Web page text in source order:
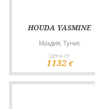
HOUDA YASMINE
Махдия, Тунис
Цени от
1132 €